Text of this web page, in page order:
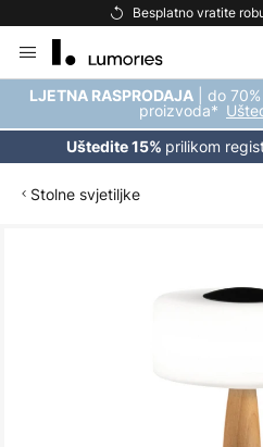
Besplatno vratite
to
Content
LJETNA RASPRODAJA | do
proizvoda*
Uštedite 15% prilikom
Stolne svjetiljke